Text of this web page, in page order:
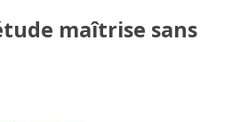
maîtrise sans